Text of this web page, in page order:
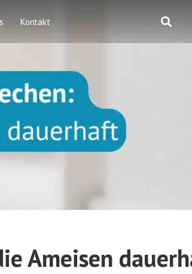
Kontakt
Ameisen